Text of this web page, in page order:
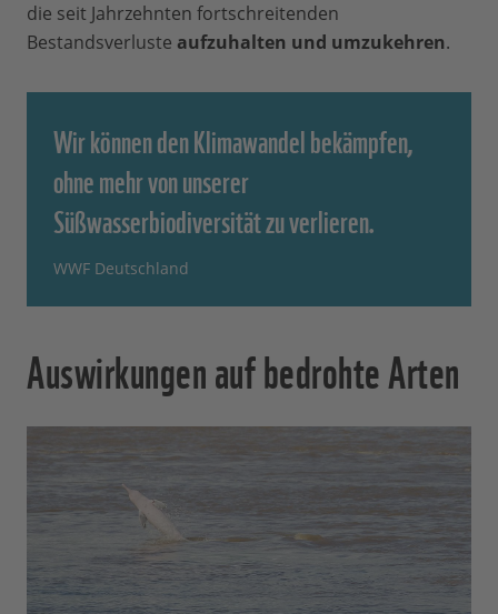
die seit Jahrzehnten fortschreitenden
Bestandsverluste aufzuhalten und umzukehren.
Wir können den Klimawandel bekämpfen,
ohne mehr von unserer
Süßwasserbiodiversität zu verlieren.
WWF Deutschland
Auswirkungen auf bedrohte Arten